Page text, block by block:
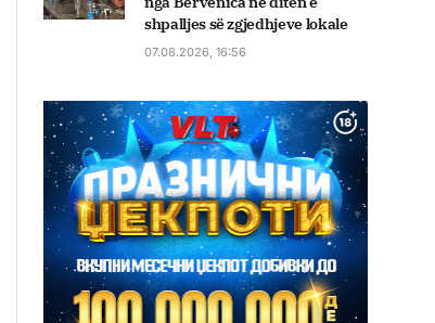
shpalljes së zgjedhjeve lokale
07.08.2026, 16:56